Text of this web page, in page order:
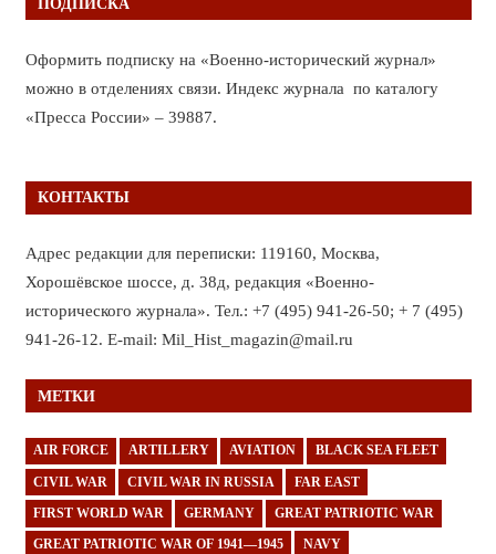
ПОДПИСКА
Оформить подписку на «Военно-исторический журнал»
можно в отделениях связи. Индекс журнала по каталогу
«Пресса России» – 39887.
КОНТАКТЫ
Адрес редакции для переписки: 119160, Москва,
Хорошёвское шоссе, д. 38д, редакция «Военно-
исторического журнала». Тел.: +7 (495) 941-26-50; + 7 (495)
941-26-12. E-mail: Mil_Hist_magazin@mail.ru
МЕТКИ
AIR FORCE ARTILLERY AVIATION BLACK SEA FLEET
CIVIL WAR CIVIL WAR IN RUSSIA FAR EAST
FIRST WORLD WAR GERMANY GREAT PATRIOTIC WAR
GREAT PATRIOTIC WAR OF 1941—1945 NAVY